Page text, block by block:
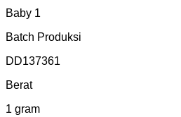
Baby 1
Batch Produksi
DD137361
Berat
1 gram